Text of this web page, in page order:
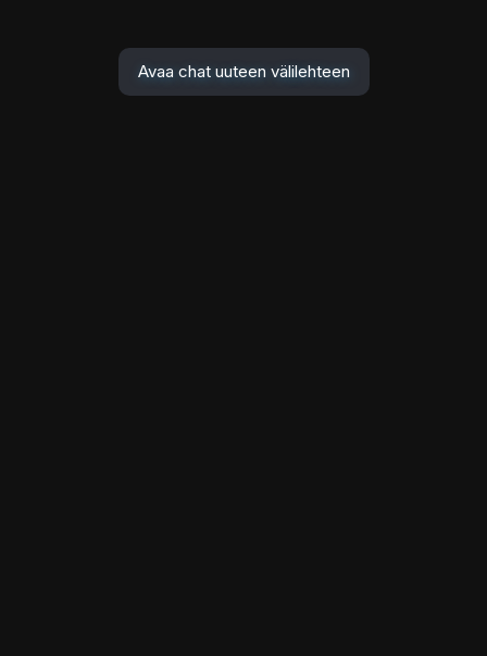
Avaa chat uuteen välilehteen